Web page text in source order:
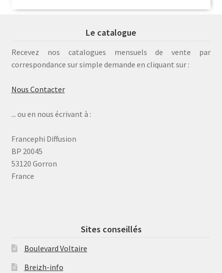
Le catalogue
Recevez nos catalogues mensuels de vente par
correspondance sur simple demande en cliquant sur :
Nous Contacter
... ou en nous écrivant à :
Francephi Diffusion
BP 20045
53120 Gorron
France
Sites conseillés
Boulevard Voltaire
Breizh-info